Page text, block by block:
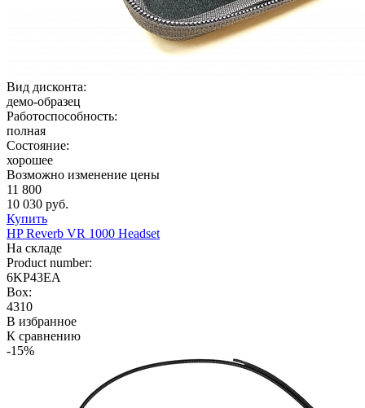
Вид дисконта:
демо-образец
Работоспособность:
полная
Состояние:
хорошее
Возможно изменение цены
11 800
10 030 руб.
Купить
HP Reverb VR 1000 Headset
На складе
Product number:
6KP43EA
Box:
4310
В избранное
К сравнению
-15%